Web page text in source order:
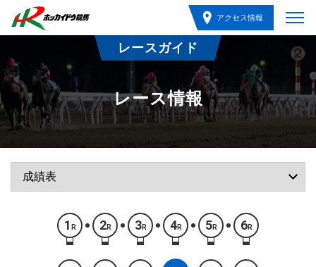
アクセス情報
レースガイド
レース情報
1 R 2R 3R 4R 5R 6R